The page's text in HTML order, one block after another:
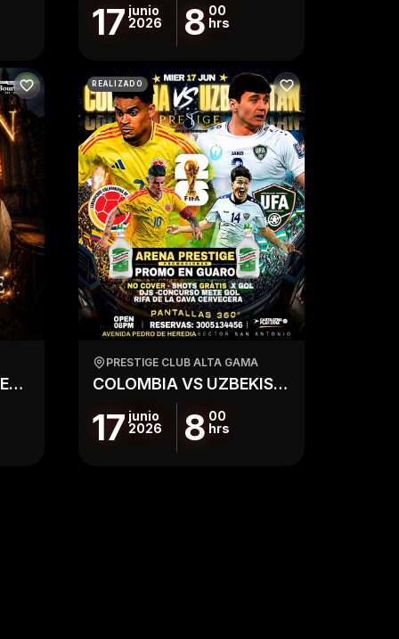
17 junio
2026
8 00
hrs
NOCHE DE SAN JUAN EN CARTAGENA
REALIZADO
PRESTIGE CLUB ALTA GAMA
COLOMBIA VS UZBEKISTAN EN PRESTIGE
17 junio
2026
8 00
hrs